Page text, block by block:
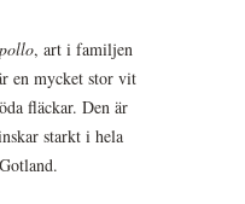
, art i familjen
en mycket stor vit
fläckar. Den är
starkt i hela